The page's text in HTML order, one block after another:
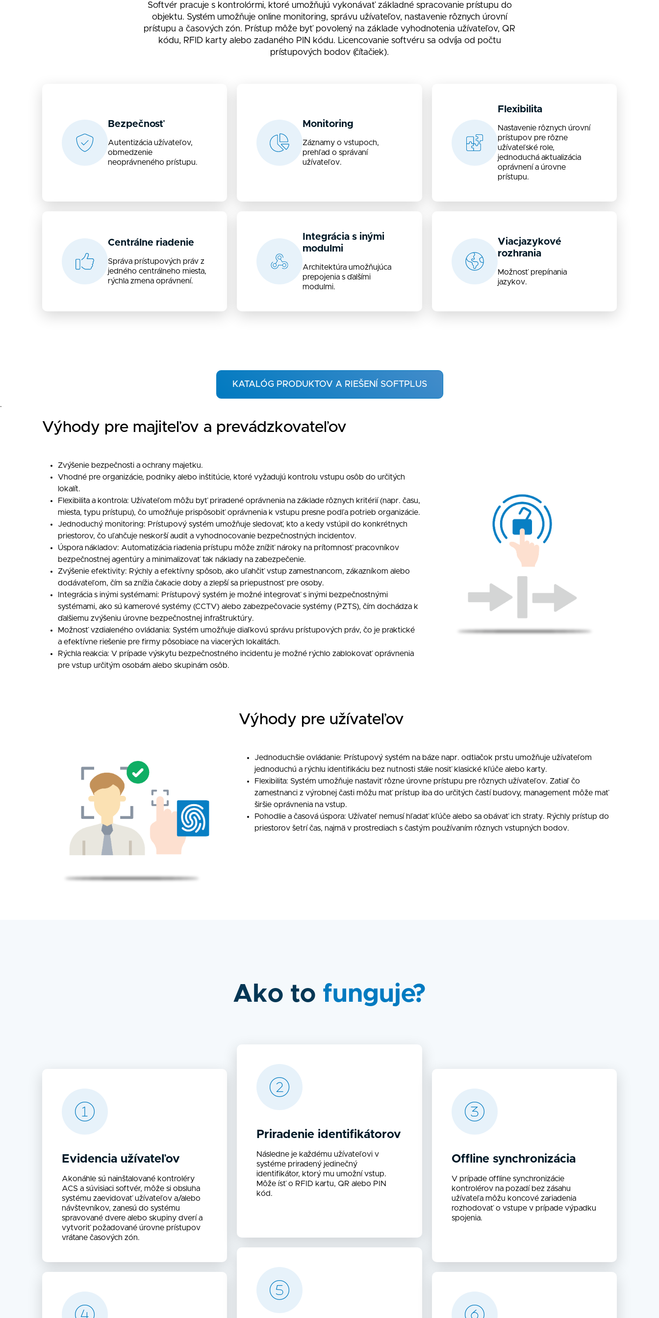
Softvér pracuje s kontrolórmi, ktoré umožňujú vykonávať základné spracovanie prístupu do
objektu. Systém umožňuje online monitoring, správu užívateľov, nastavenie rôznych úrovní
prístupu a časových zón. Prístup môže byť povolený na základe vyhodnotenia užívateľov, QR
kódu, RFID karty alebo zadaného PIN kódu. Licencovanie softvéru sa odvíja od počtu
prístupových bodov (čítačiek).
Bezpečnosť
Autentizácia užívateľov,
obmedzenie
neoprávneného prístupu.
Monitoring
Záznamy o vstupoch,
prehľad o správaní
užívateľov.
Flexibilita
Nastavenie rôznych úrovní
prístupov pre rôzne
užívateľské role,
jednoduchá aktualizácia
oprávnení a úrovne
prístupu.
Centrálne riadenie
Správa prístupových práv z
jedného centrálneho miesta,
rýchla zmena oprávnení.
Integrácia s inými
modulmi
Architektúra umožňujúca
prepojenia s ďalšími
modulmi.
Viacjazykové
rozhrania
Možnosť prepínania
jazykov.
KATALÓG PRODUKTOV A RIEŠENÍ SOFTPLUS
.
Výhody pre majiteľov a prevádzkovateľov
Zvýšenie bezpečnosti a ochrany majetku.
Vhodné pre organizácie, podniky alebo inštitúcie, ktoré vyžadujú kontrolu vstupu osôb do určitých
lokalít.
Flexibilita a kontrola: Užívateľom môžu byť priradené oprávnenia na základe rôznych kritérií (napr. času,
miesta, typu prístupu), čo umožňuje prispôsobiť oprávnenia k vstupu presne podľa potrieb organizácie.
Jednoduchý monitoring: Prístupový systém umožňuje sledovať, kto a kedy vstúpil do konkrétnych
priestorov, čo uľahčuje neskorší audit a vyhodnocovanie bezpečnostných incidentov.
Úspora nákladov: Automatizácia riadenia prístupu môže znížiť nároky na prítomnosť pracovníkov
bezpečnostnej agentúry a minimalizovať tak náklady na zabezpečenie.
Zvýšenie efektivity: Rýchly a efektívny spôsob, ako uľahčiť vstup zamestnancom, zákazníkom alebo
dodávateľom, čím sa znížia čakacie doby a zlepší sa priepustnosť pre osoby.
Integrácia s inými systémami: Prístupový systém je možné integrovať s inými bezpečnostnými
systémami, ako sú kamerové systémy (CCTV) alebo zabezpečovacie systémy (PZTS), čím dochádza k
ďalšiemu zvýšeniu úrovne bezpečnostnej infraštruktúry.
Možnosť vzdialeného ovládania: Systém umožňuje diaľkovú správu prístupových práv, čo je praktické
a efektívne riešenie pre firmy pôsobiace na viacerých lokalitách.
Rýchla reakcia: V prípade výskytu bezpečnostného incidentu je možné rýchlo zablokovať oprávnenia
pre vstup určitým osobám alebo skupinám osôb.
Výhody pre užívateľov
Jednoduchšie ovládanie: Prístupový systém na báze napr. odtlačok prstu umožňuje užívateľom
jednoduchú a rýchlu identifikáciu bez nutnosti stále nosiť klasické kľúče alebo karty.
Flexibilita: Systém umožňuje nastaviť rôzne úrovne prístupu pre rôznych užívateľov. Zatiaľ čo
zamestnanci z výrobnej časti môžu mať prístup iba do určitých častí budovy, management môže mať
širšie oprávnenia na vstup.
Pohodlie a časová úspora: Užívateľ nemusí hľadať kľúče alebo sa obávať ich straty. Rýchly prístup do
priestorov šetrí čas, najmä v prostrediach s častým používaním rôznych vstupných bodov.
Ako to funguje?
Evidencia užívateľov
Akonáhle sú nainštalované kontroléry
ACS a súvisiaci softvér, môže si obsluha
systému zaevidovať užívateľov a/alebo
návštevníkov, zanesú do systému
spravované dvere alebo skupiny dverí a
vytvoriť požadované úrovne prístupov
vrátane časových zón.
Priradenie identifikátorov
Následne je každému užívateľovi v
systéme priradený jedinečný
identifikátor, ktorý mu umožní vstup.
Môže ísť o RFID kartu, QR alebo PIN
kód.
Offline synchronizácia
V prípade offline synchronizácie
kontrolérov na pozadí bez zásahu
užívateľa môžu koncové zariadenia
rozhodovať o vstupe v prípade výpadku
spojenia.